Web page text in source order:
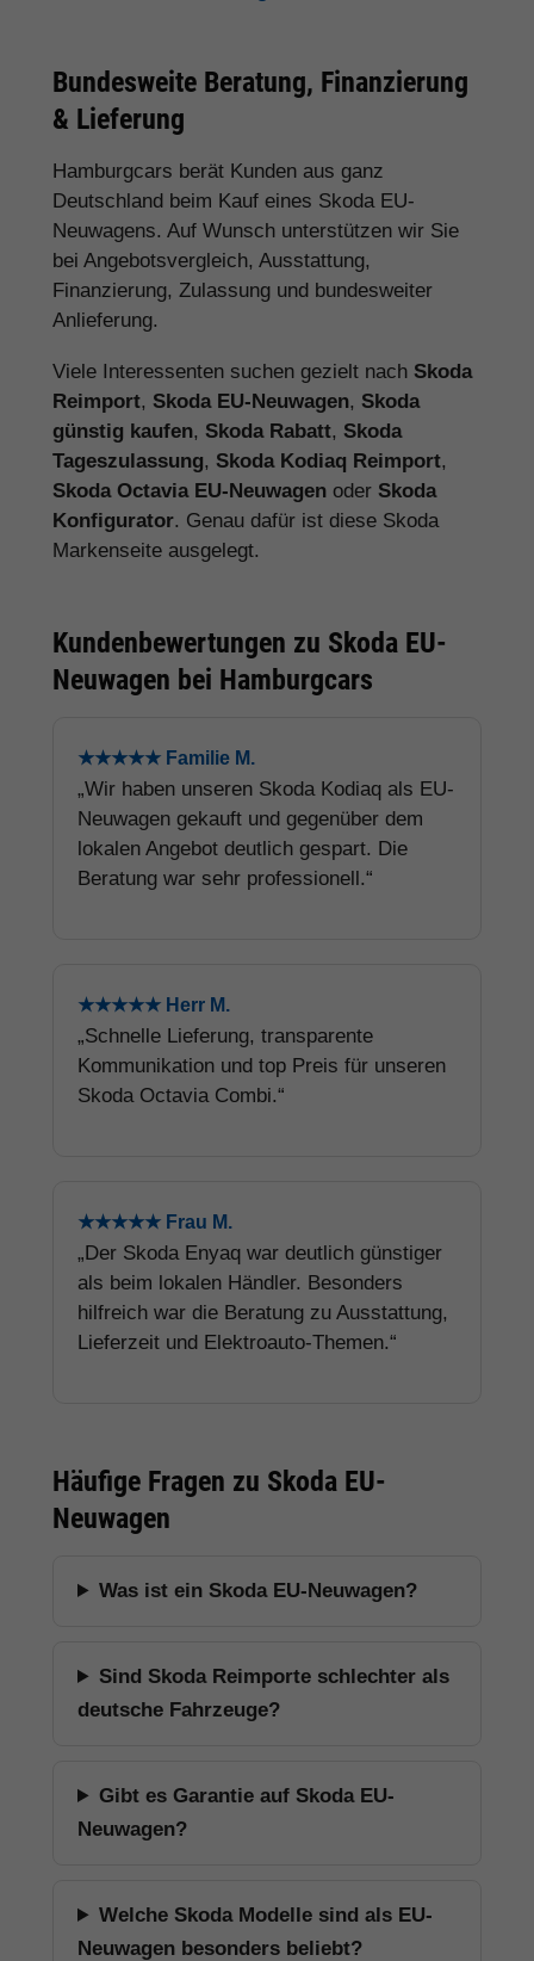
Bundesweite Beratung, Finanzierung
& Lieferung
Hamburgcars berät Kunden aus ganz
Deutschland beim Kauf eines Skoda EU-
Neuwagens. Auf Wunsch unterstützen wir Sie
bei Angebotsvergleich, Ausstattung,
Finanzierung, Zulassung und bundesweiter
Anlieferung.
Viele Interessenten suchen gezielt nach Skoda
Reimport, Skoda EU-Neuwagen, Skoda
günstig kaufen, Skoda Rabatt, Skoda
Tageszulassung, Skoda Kodiaq Reimport,
Skoda Octavia EU-Neuwagen oder Skoda
Konfigurator. Genau dafür ist diese Skoda
Markenseite ausgelegt.
Kundenbewertungen zu Skoda EU-
Neuwagen bei Hamburgcars
★★★★★ Familie M.
„Wir haben unseren Skoda Kodiaq als EU-
Neuwagen gekauft und gegenüber dem
lokalen Angebot deutlich gespart. Die
Beratung war sehr professionell.“
★★★★★ Herr M.
„Schnelle Lieferung, transparente
Kommunikation und top Preis für unseren
Skoda Octavia Combi.“
★★★★★ Frau M.
„Der Skoda Enyaq war deutlich günstiger
als beim lokalen Händler. Besonders
hilfreich war die Beratung zu Ausstattung,
Lieferzeit und Elektroauto-Themen.“
Häufige Fragen zu Skoda EU-
Neuwagen
Was ist ein Skoda EU-Neuwagen?
Sind Skoda Reimporte schlechter als
deutsche Fahrzeuge?
Gibt es Garantie auf Skoda EU-
Neuwagen?
Welche Skoda Modelle sind als EU-
Neuwagen besonders beliebt?